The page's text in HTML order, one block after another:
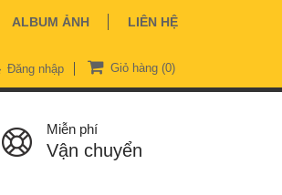
ALBUM ẢNH LIÊN HỆ
Giỏ hàng (0)
Đăng nhập
Miễn phí
Vận chuyển